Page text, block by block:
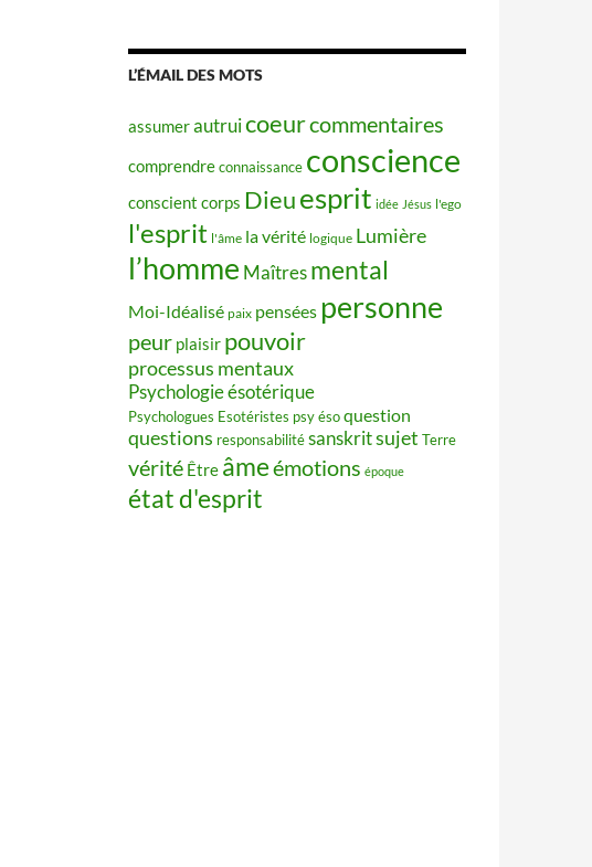
L’ÉMAIL DES MOTS
assumerautruicoeurcommentaires
comprendreconnaissance conscience
conscient corps Dieuesprit idée Jésus l'ego
l'esprit l'âme la vérité logique Lumière
l’homme Maîtres mental
Moi-Idéalisé paix pensées personne
peur plaisir pouvoir
processus mentaux
Psychologie ésotérique
Psychologues Esotéristes psy ésoquestion
questions responsabilitésanskritsujet Terre
vérité Être âmeémotions époque
état d'esprit